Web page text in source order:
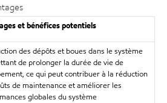
et bénéfices potentiels
des dépôts et boues dans le système
de prolonger la durée de vie de
ce qui peut contribuer à la réduction
de maintenance et améliorer les
globales du système